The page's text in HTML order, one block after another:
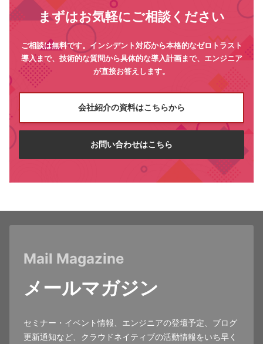
まずはお気軽にご相談ください
ご相談は無料です。インシデント対応から本格的なゼロトラスト
導入まで、技術的な質問から具体的な導入計画まで、エンジニア
が直接お答えします。
会社紹介の資料はこちらから
お問い合わせはこちら
Mail Magazine
メールマガジン
セミナー・イベント情報、エンジニアの登壇予定、ブログ
更新通知など、クラウドネイティブの活動情報をいち早く